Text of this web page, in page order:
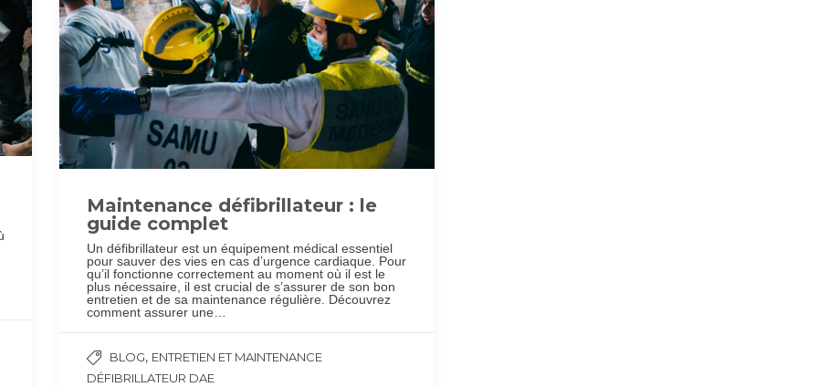
Maintenance défibrillateur : le
guide complet
Un défibrillateur est un équipement médical essentiel
pour sauver des vies en cas d’urgence cardiaque. Pour
qu’il fonctionne correctement au moment où il est le
plus nécessaire, il est crucial de s’assurer de son bon
entretien et de sa maintenance régulière. Découvrez
comment assurer une…
BLOG, ENTRETIEN ET MAINTENANCE
DÉFIBRILLATEUR DAE